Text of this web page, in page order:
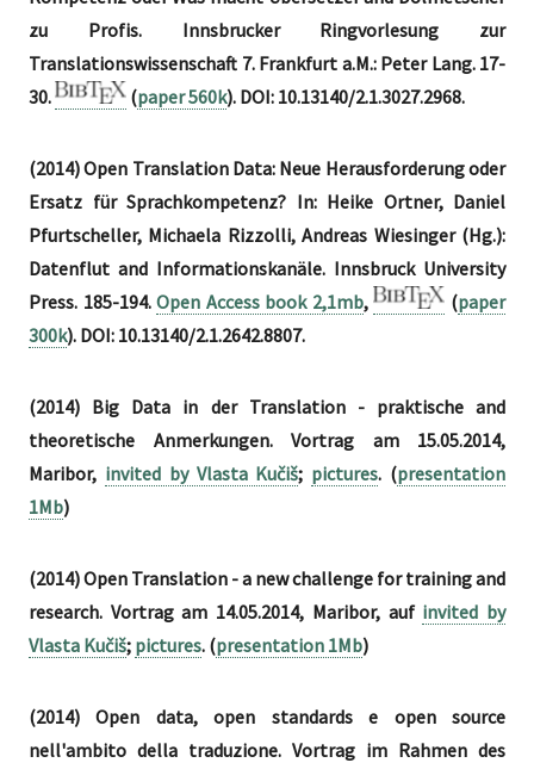
zu Profis. Innsbrucker Ringvorlesung zur
Translationswissenschaft 7. Frankfurt a.M.: Peter Lang. 17-
30.
(paper 560k). DOI: 10.13140/2.1.3027.2968.
(2014) Open Translation Data: Neue Herausforderung oder
Ersatz für Sprachkompetenz? In: Heike Ortner, Daniel
Pfurtscheller, Michaela Rizzolli, Andreas Wiesinger (Hg.):
Datenflut and Informationskanäle. Innsbruck University
Press. 185-194.Open Access book 2,1mb, (paper
300k). DOI: 10.13140/2.1.2642.8807.
(2014) Big Data in der Translation - praktische and
theoretische Anmerkungen. Vortrag am 15.05.2014,
Maribor, invited by Vlasta Kučiš; pictures. (presentation
1Mb)
(2014) Open Translation - a new challenge for training and
research. Vortrag am 14.05.2014, Maribor, auf invited by
Vlasta Kučiš; pictures. (presentation 1Mb)
(2014) Open data, open standards e open source
nell'ambito della traduzione. Vortrag im Rahmen des